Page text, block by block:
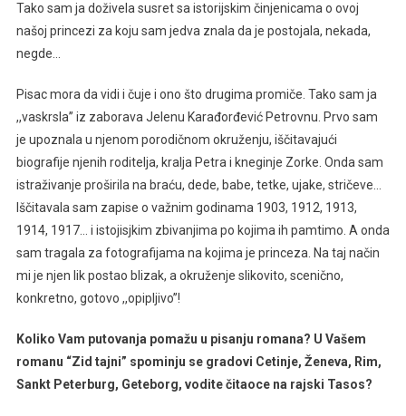
Tako sam ja doživela susret sa istorijskim činjenicama o ovoj
našoj princezi za koju sam jedva znala da je postojala, nekada,
negde…
Pisac mora da vidi i čuje i ono što drugima promiče. Tako sam ja
,,vaskrsla’’ iz zaborava Jelenu Karađorđević Petrovnu. Prvo sam
je upoznala u njenom porodičnom okruženju, iščitavajući
biografije njenih roditelja, kralja Petra i kneginje Zorke. Onda sam
istraživanje proširila na braću, dede, babe, tetke, ujake, stričeve…
Iščitavala sam zapise o važnim godinama 1903, 1912, 1913,
1914, 1917… i istojisjkim zbivanjima po kojima ih pamtimo. A onda
sam tragala za fotografijama na kojima je princeza. Na taj način
mi je njen lik postao blizak, a okruženje slikovito, scenično,
konkretno, gotovo ,,opipljivo’’!
Koliko Vam putovanja pomažu u pisanju romana? U Vašem
romanu “Zid tajni” spominju se gradovi Cetinje, Ženeva, Rim,
Sankt Peterburg, Geteborg, vodite čitaoce na rajski Tasos?